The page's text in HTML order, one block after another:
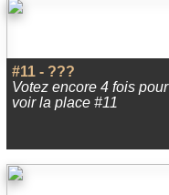
#11 - ???
Votez encore 4 fois pour
voir la place #11